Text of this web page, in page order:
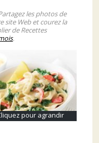
les photos de
site Web et courez la
de Recettes
.
pour agrandir